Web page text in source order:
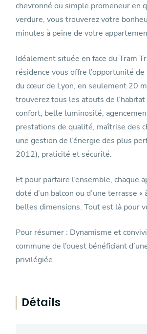
chevronné ou simple promeneur en
verdure, vous trouverez votre
minutes à peine de votre
Idéalement située en face du Tram
résidence vous offre l’opportunité de
du cœur de Lyon, en seulement 20
trouverez tous les atouts de l’habitat
confort, belle luminosité,
prestations de qualité, maîtrise des
une gestion de l’énergie des plus
2012), praticité et sécurité.
Et pour parfaire l’ensemble, chaque
doté d’un balcon ou d’une terrasse «
belles dimensions. Tout est là pour
Pour résumer : Dynamisme et
commune de l’ouest bénéficiant
privilégiée.
Détails